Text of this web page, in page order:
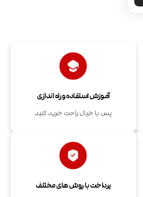
آموزش استفاده و راه اندازی
پس با خیال راحت خرید کنید
پرداخت با روش های مختلف